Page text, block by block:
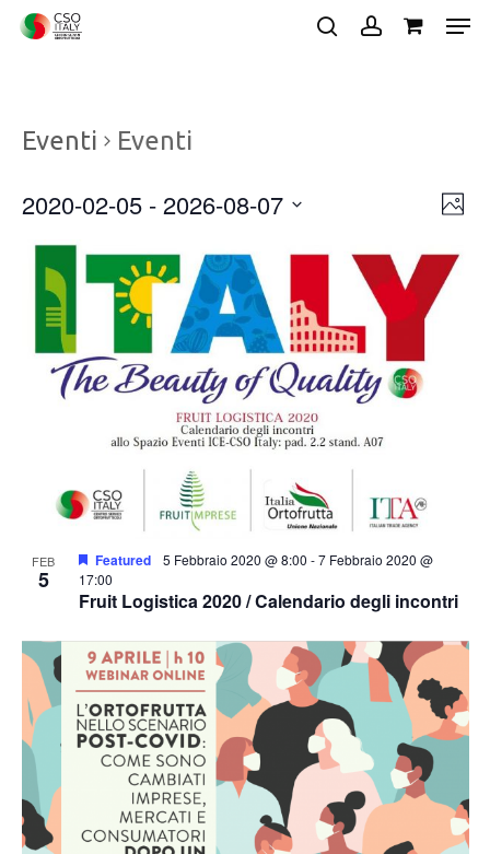
Skip
Eventi Eventi
Photo
2020-02-05 - 2026-08-07
date.
FEB
5
Featured 5 Febbraio 2020 @ 8:00 -7 Febbraio 2020 @
17:00
Fruit Logistica 2020 / Calendario degli incontri